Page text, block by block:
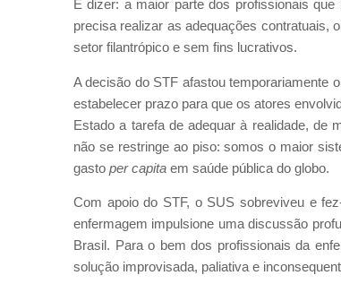
É dizer: a maior parte dos profissionais
precisa realizar as adequações contratuais,
setor filantrópico e sem fins lucrativos.
A decisão do STF afastou temporariamente
estabelecer prazo para que os atores
Estado a tarefa de adequar à realidade, de
não se restringe ao piso: somos o maior
gasto per capita em saúde pública do globo.
Com apoio do STF, o SUS sobreviveu e
enfermagem impulsione uma discussão
Brasil. Para o bem dos profissionais da
solução improvisada, paliativa e